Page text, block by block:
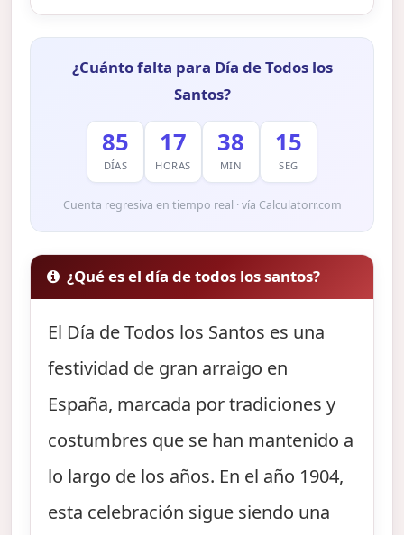
¿Cuánto falta para Día de Todos los
Santos?
85
DÍAS
17
HORAS
38
MIN
14
SEG
Cuenta regresiva en tiempo real · vía Calculatorr.com
¿Qué es el día de todos los santos?
El Día de Todos los Santos es una
festividad de gran arraigo en
España, marcada por tradiciones y
costumbres que se han mantenido a
lo largo de los años. En el año 1904,
esta celebración sigue siendo una